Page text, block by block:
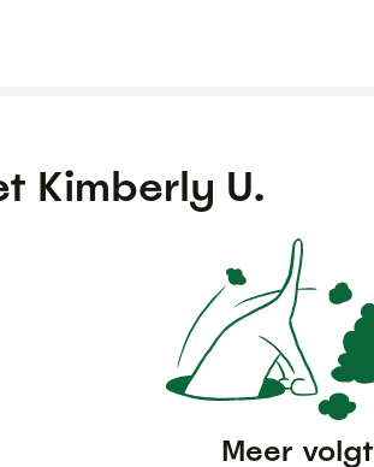
Kimberly U.
Meer volgt